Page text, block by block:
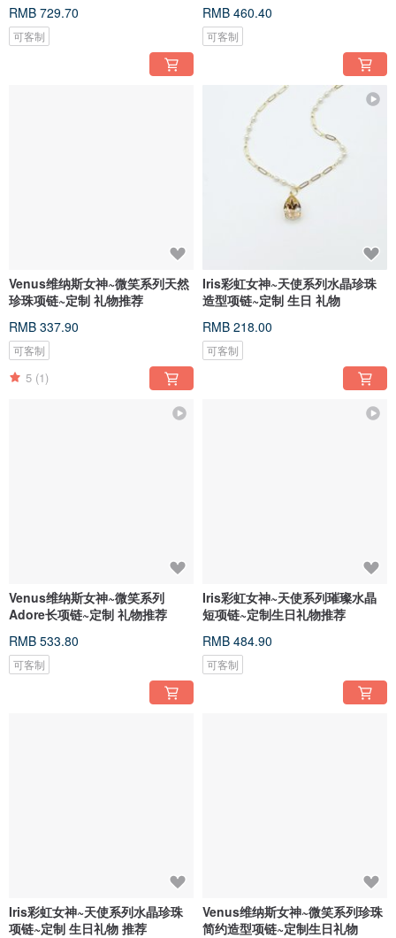
RMB 729.70
可客制
RMB 460.40
可客制
Venus维纳斯女神~微笑系列天然
珍珠项链~定制 礼物推荐
RMB 337.90
可客制
5 (1)
Iris彩虹女神~天使系列水晶珍珠
造型项链~定制 生日 礼物
RMB 218.00
可客制
Venus维纳斯女神~微笑系列
Adore长项链~定制 礼物推荐
RMB 533.80
可客制
Iris彩虹女神~天使系列璀璨水晶
短项链~定制生日礼物推荐
RMB 484.90
可客制
Iris彩虹女神~天使系列水晶珍珠
项链~定制 生日礼物 推荐
Venus维纳斯女神~微笑系列珍珠
简约造型项链~定制生日礼物